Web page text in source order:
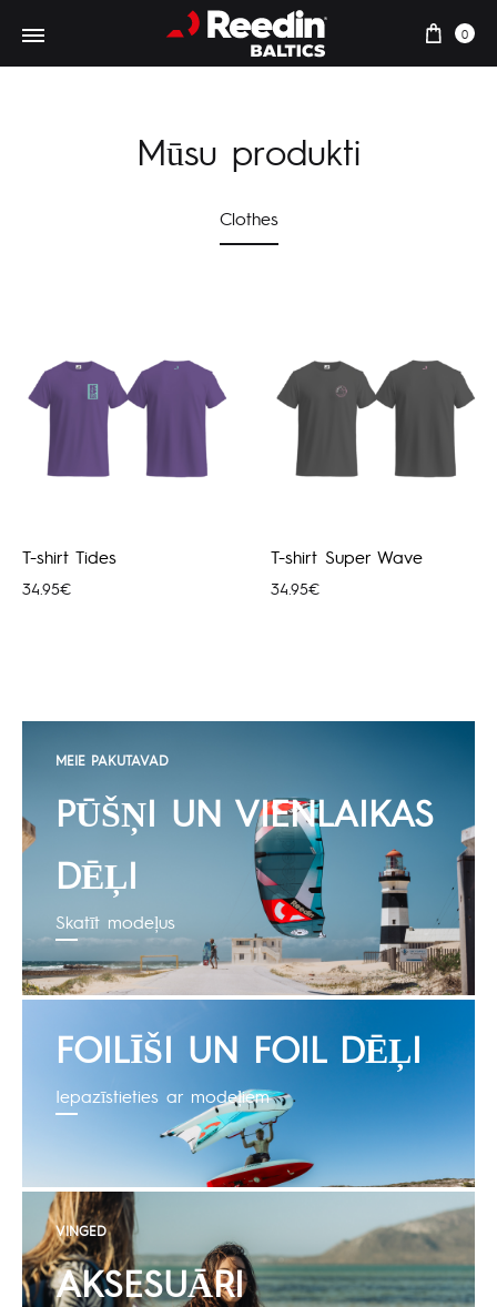
0
Mūsu produkti
Clothes
T-shirt Tides
34.95€
T-shirt Super Wave
34.95€
MEIE PAKUTAVAD
PŪŠŅI UN VIENLAIKAS
DĒĻI
Skatīt modeļus
FOILĪŠI UN FOIL DĒĻI
Iepazīstieties ar modeļiem
VINGED
AKSESUĀRI